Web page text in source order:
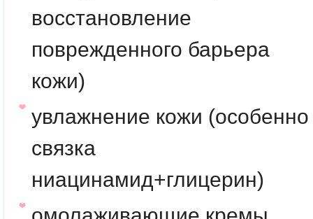
восстановление
поврежденного барьера
кожи)
увлажнение кожи (особенно
связка
ниацинамид+глицерин)